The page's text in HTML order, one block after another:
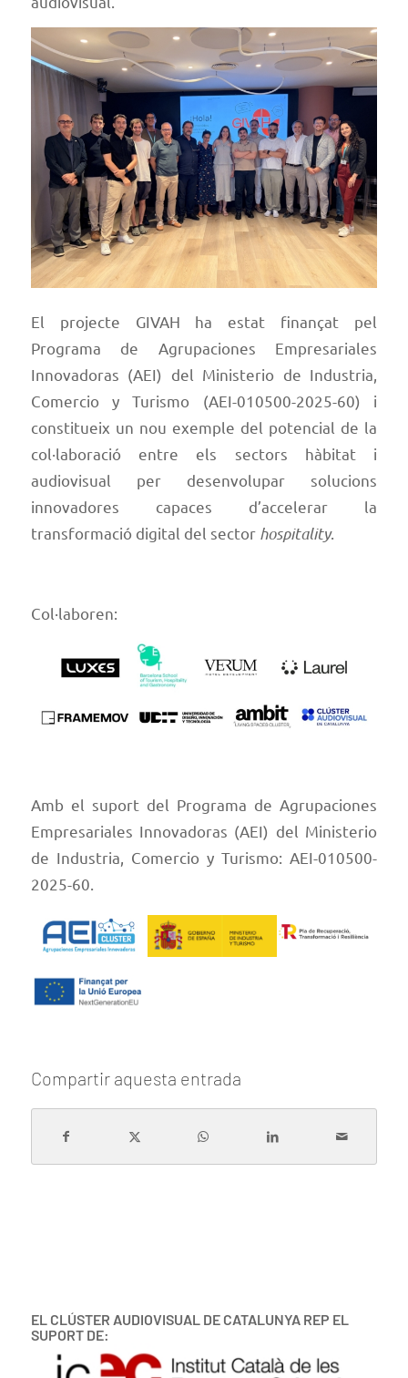
El projecte GIVAH ha estat finançat pel
Programa de Agrupaciones Empresariales
Innovadoras (AEI) del Ministerio de Industria,
Comercio y Turismo (AEI-010500-2025-60) i
constitueix un nou exemple del potencial de la
col·laboració entre els sectors hàbitat i
audiovisual per desenvolupar solucions
innovadores capaces d’accelerar la
transformació digital del sector hospitality.
Col·laboren:
Amb el suport del Programa de Agrupaciones
Empresariales Innovadoras (AEI) del Ministerio
de Industria, Comercio y Turismo: AEI-010500-
2025-60.
Compartir aquesta entrada
EL CLÚSTER AUDIOVISUAL DE CATALUNYA REP EL
SUPORT DE: